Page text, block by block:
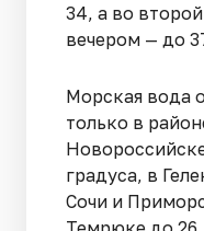
34, а во
вечером — до
Морская вода
только в
градуса, в
Сочи и